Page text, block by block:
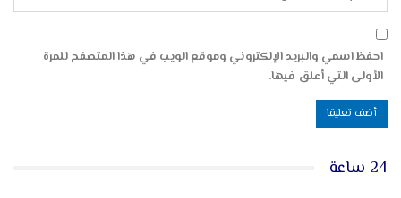
احفظ اسمي والبريد الإلكتروني وموقع الويب في هذا المتصفح للمرة
الأولى التي أعلق فيها.
24 ساعة